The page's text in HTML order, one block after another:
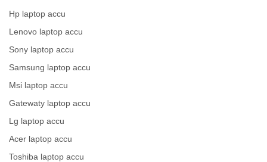
Hp laptop accu
Lenovo laptop accu
Sony laptop accu
Samsung laptop accu
Msi laptop accu
Gatewaty laptop accu
Lg laptop accu
Acer laptop accu
Toshiba laptop accu